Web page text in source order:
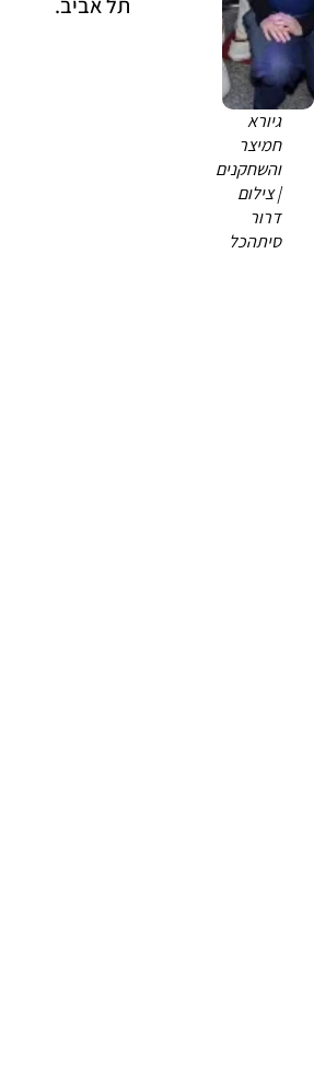
גיורא
חמיצר
והשחקנים
| צילום
דרור
סיתהכל